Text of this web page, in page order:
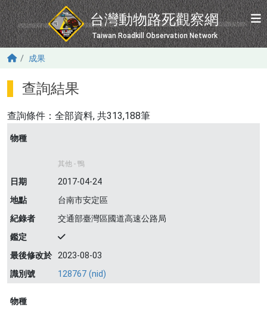
移至主內容
台灣動物路死觀察網
Taiwan Roadkill Observation Network
成果
查詢結果
查詢條件： 全部資料, 共313,188筆
物種
其他 - 鴨
日期
2017-04-24
地點
台南市安定區
紀錄者
交通部臺灣區國道高速公路局
鑑定
最後修改於 2023-08-03
識別號
128767 (nid)
物種